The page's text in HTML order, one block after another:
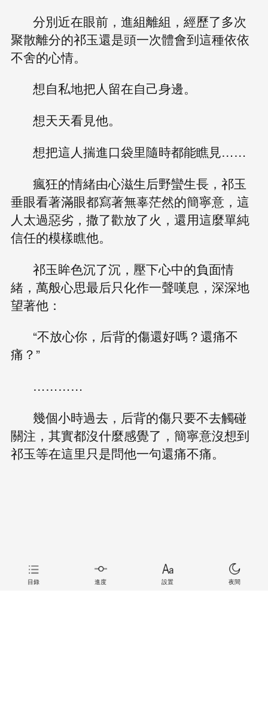
分別近在眼前，進組離組，經歷了多次
聚散離分的祁玉還是頭一次體會到這種依依
不舍的心情。
想自私地把人留在自己身邊。
想天天看見他。
想把這人揣進口袋里隨時都能瞧見……
瘋狂的情緒由心滋生后野蠻生長，祁玉
垂眼看著滿眼都寫著無辜茫然的簡寧意，這
人太過惡劣，撒了歡放了火，還用這麼單純
信任的模樣瞧他。
祁玉眸色沉了沉，壓下心中的負面情
緒，萬般心思最后只化作一聲嘆息，深深地
望著他：
“不放心你，后背的傷還好嗎？還痛不
痛？”
…………
幾個小時過去，后背的傷只要不去觸碰
關注，其實都沒什麼感覺了，簡寧意沒想到
祁玉等在這里只是問他一句還痛不痛。
目錄 進度 設置 夜間